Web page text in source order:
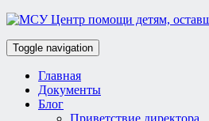
Toggle navigation
Главная
Документы
Блог
Приветствие директора